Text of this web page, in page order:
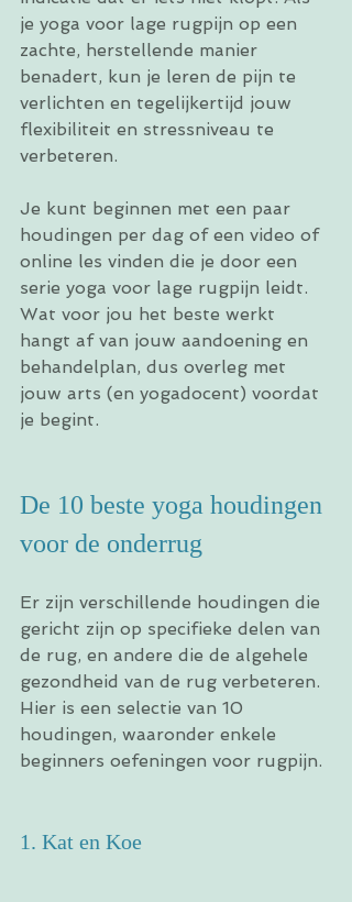
je yoga voor lage rugpijn op een
zachte, herstellende manier
benadert, kun je leren de pijn te
verlichten en tegelijkertijd jouw
flexibiliteit en stressniveau te
verbeteren.
Je kunt beginnen met een paar
houdingen per dag of een video of
online les vinden die je door een
serie yoga voor lage rugpijn leidt.
Wat voor jou het beste werkt
hangt af van jouw aandoening en
behandelplan, dus overleg met
jouw arts (en yogadocent) voordat
je begint.
De 10 beste yoga houdingen
voor de onderrug
Er zijn verschillende houdingen die
gericht zijn op specifieke delen van
de rug, en andere die de algehele
gezondheid van de rug verbeteren.
Hier is een selectie van 10
houdingen, waaronder enkele
beginners oefeningen voor rugpijn.
1. Kat en Koe